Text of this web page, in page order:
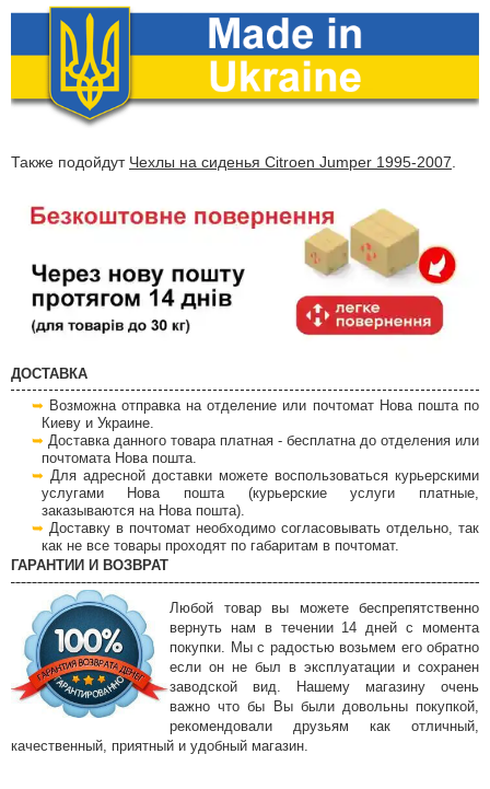
Также подойдут Чехлы на сиденья Citroen Jumper 1995-2007
ДОСТАВКА
Возможна отправка на отделение или почтомат Нова пошта по
Киеву и Украине.
Доставка данного товара платная - бесплатна до отделения или
почтомата Нова пошта.
Для адресной доставки можете воспользоваться курьерскими
услугами Нова пошта (курьерские услуги платные,
заказываются на Нова пошта).
Доставку в почтомат необходимо согласовывать отдельно, так
как не все товары проходят по габаритам в почтомат.
ГАРАНТИИ И ВОЗВРАТ
Любой товар вы можете беспрепятственно
вернуть нам в течении 14 дней с момента
покупки. Мы с радостью возьмем его обратно
если он не был в эксплуатации и сохранен
заводской вид. Нашему магазину очень
важно что бы Вы были довольны покупкой,
рекомендовали друзьям как отличный,
качественный, приятный и удобный магазин.